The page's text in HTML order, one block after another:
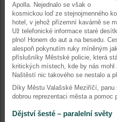
Apolla. Nejednalo se však o
kosmickou loď ze stejnojmenného
hotel, v jehož přízemní kavárně se
Už telefonické informace staré
plno! Honem do aut a na besedu.
alespoň pokynutím ruky míněným
příslušníky Městské policie, která
kritických místech, kde by nás mohl
Naštěstí nic takového se nestalo a
Díky Městu Valašské Meziříčí,
dobrou reprezentaci města a pomoc
Dějství šesté – paralelní světy